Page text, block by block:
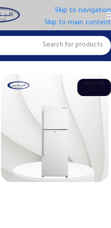
Skip to navigation
Skip to main content
الرئيسية الاجهزة الكبيرة الثلاجات
SOLD OU
T